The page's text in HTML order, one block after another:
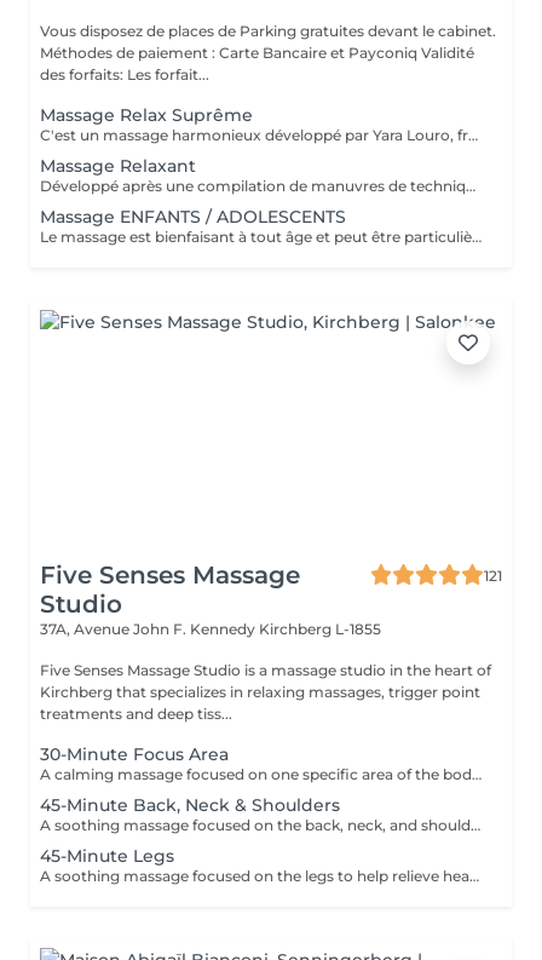
Vous disposez de places de Parking gratuites devant le cabinet.
Méthodes de paiement : Carte Bancaire et Payconiq Validité
des forfaits: Les forfait...
Massage Relax Suprême
C'est un massage harmonieux développé par Yara Louro, fruit de ses années d'expérience. Ce massage qui rassure le corps, l'esprit et l'âme, a été particulièrement développé pour fournir une relaxation totale des sens, vous transportant vers un état de bien-être parfait. Vous découvrirez tous ses secrets lors de votre séance.
Massage Relaxant
Développé après une compilation de manuvres de techniques millénaires. Avec des mouvements d'allongement profond basés sur des massages de diverses cultures, le Massage Relaxant méthode Renata France favorise l'équilibre entre le corps et l'esprit, soulage les douleurs musculaires et détend le corps dès la première séance. Cette technique procure une sensation immédiate de bien-être et de légèreté.
Massage ENFANTS / ADOLESCENTS
Le massage est bienfaisant à tout âge et peut être particulièrement utile à tous les stades du développement infantile. Stress, surstimulation, anxiété de performance, horaire chargé, pression et écrans omniprésents sont quelques-uns des nombreux défis des enfants. En conséquence les enfants ont besoin de déconnecter pour se calmer et se ressourcer le temps d'un massage. La massothérapeute réalise pour l'enfant un massage relaxant à l'huile de massage neutre. Le praticien se chargera de réaliser les techniques de massage appropriées pour l'enfant, afin qu'il ressente les sensations de bien-être adaptées à son âge. La présence d'un parent dans la salle durant tout le massage est évidemment possible. Le temps de massage est adapté à l'âge de l'enfant ou de l'adolescent.
Five Senses Massage
Studio
121
37A, Avenue John F. Kennedy Kirchberg L-1855
Five Senses Massage Studio is a massage studio in the heart of
Kirchberg that specializes in relaxing massages, trigger point
treatments and deep tiss...
30-Minute Focus Area
A calming massage focused on one specific area of the body to help reduce tension, promote relaxation, and relieve daily stress. Using smooth flowing techniques and oil, the treatment can target areas such as the back, neck, shoulders, legs, or arms according to your needs and preferences.
45-Minute Back, Neck & Shoulders
A soothing massage focused on the back, neck, and shoulders to help release built-up tension, reduce stress, and promote deep relaxation. Using smooth flowing techniques and oil, this treatment helps calm the body and mind while easing muscular tightness caused by daily stress, posture, or fatigue.
45-Minute Legs
A soothing massage focused on the legs to help relieve heaviness, fatigue, and everyday tension. Using smooth relaxing techniques and oil, this treatment promotes circulation, relaxation, and an overall feeling of lightness and wellbeing. Ideal for tired or overworked legs.